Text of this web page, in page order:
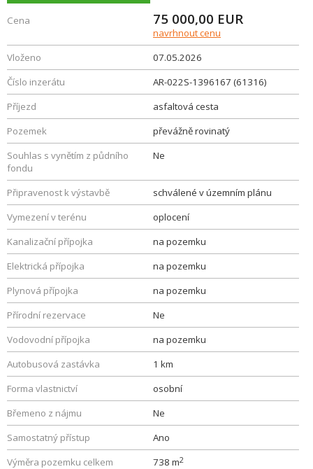
Cena 75 000,00 EUR
navrhnout cenu
Vloženo
07.05.2026
Číslo inzerátu
AR-022S-1396167 (61316)
Příjezd
asfaltová cesta
Pozemek
převážně rovinatý
Souhlas s vynětím z půdního
fondu
Ne
Připravenost k výstavbě
schválené v územním plánu
Vymezení v terénu
oplocení
Kanalizační přípojka
na pozemku
Elektrická přípojka
na pozemku
Plynová přípojka
na pozemku
Přírodní rezervace
Ne
Vodovodní přípojka
na pozemku
Autobusová zastávka
1 km
Forma vlastnictví
osobní
Břemeno z nájmu
Ne
Samostatný přístup
Ano
Výměra pozemku celkem
738 m2